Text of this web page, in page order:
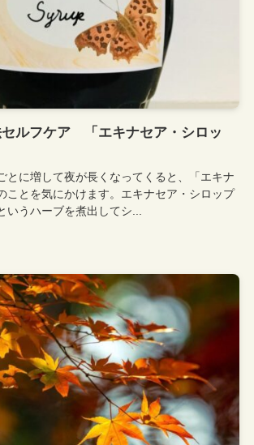
セルフケア 「エキナセア・シロッ
とに増して夜が長くなってくると、「エキナ
ことを気にかけます。エキナセア・シロップ
いうハーブを煮出してシ...